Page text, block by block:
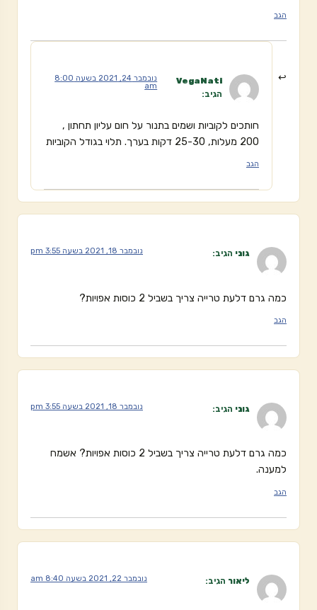
הגב
VegaNati
הגיב:
נובמבר 24, 2021 בשעה 8:00
am
חותכים לקוביות ושמים בתנור על חום עליון תחתון ,
200 מעלות, 25-30 דקות בערך. תלוי בגודל הקוביות
הגב
גוני הגיב: נובמבר 18, 2021 בשעה 3:55 pm
כמה גרם דלעת טרייה צריך בשביל 2 כוסות אפויות?
הגב
גוני הגיב: נובמבר 18, 2021 בשעה 3:55 pm
כמה גרם דלעת טרייה צריך בשביל 2 כוסות אפויות? אשמח
למענה.
הגב
ליאור הגיב: נובמבר 22, 2021 בשעה 8:40 am